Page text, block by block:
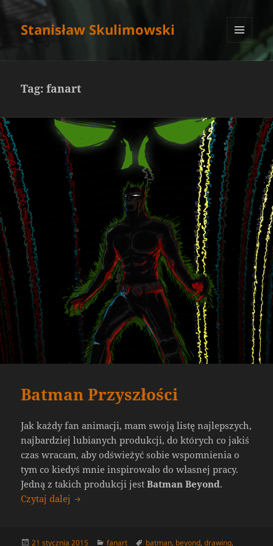
Stanisław Skulimowski
I
Tag:fanart
Batman Przyszłości
Jak każdy fan animacji, mam swoją listę najlepszych,
najbardziej lubianych produkcji, do których co jakiś
czas wracam, aby odświeżyć sobie wspomnienia o
tym co kiedyś mnie inspirowało do własnej pracy.
Jedną z takich produkcji jestBatman Beyond.
Czytaj dalej Batman Przyszłości
Data
21 stycznia 2015 Kategorie
fanart Tagi
batman, beyond,drawing,